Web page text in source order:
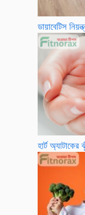
ডায়াবেটিস
হার্ট